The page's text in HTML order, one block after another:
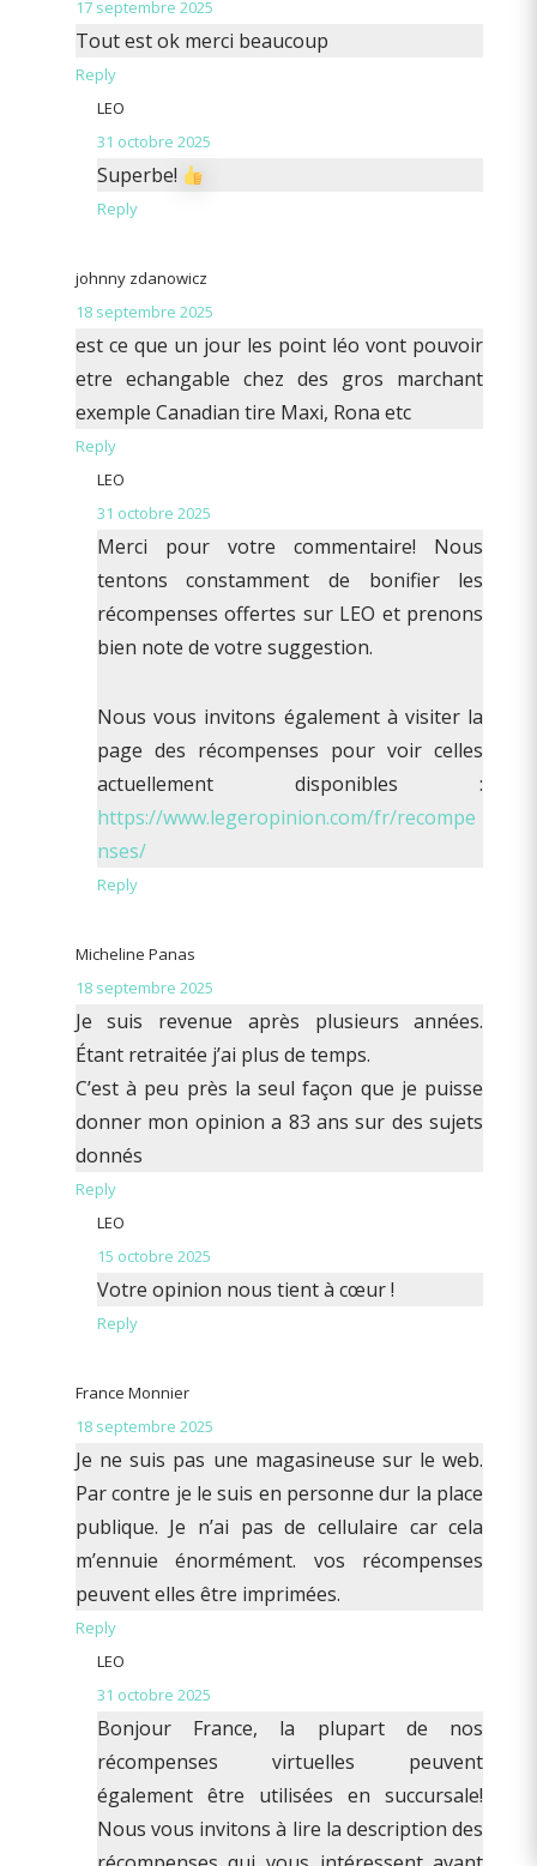
17 septembre 2025
Tout est ok merci beaucoup
Reply
LEO
31 octobre 2025
Superbe!
Reply
johnny zdanowicz
18 septembre 2025
est ce que un jour les point léo vont pouvoir
etre echangable chez des gros marchant
exemple Canadian tire Maxi, Rona etc
Reply
LEO
31 octobre 2025
Merci pour votre commentaire! Nous
tentons constamment de bonifier les
récompenses offertes sur LEO et prenons
bien note de votre suggestion.
Nous vous invitons également à visiter la
page des récompenses pour voir celles
actuellement disponibles :
https://www.legeropinion.com/fr/recompe
nses/
Reply
Micheline Panas
18 septembre 2025
Je suis revenue après plusieurs années.
Étant retraitée j’ai plus de temps.
C’est à peu près la seul façon que je puisse
donner mon opinion a 83 ans sur des sujets
donnés
Reply
LEO
15 octobre 2025
Votre opinion nous tient à cœur !
Reply
France Monnier
18 septembre 2025
Je ne suis pas une magasineuse sur le web.
Par contre je le suis en personne dur la place
publique. Je n’ai pas de cellulaire car cela
m’ennuie énormément. vos récompenses
peuvent elles être imprimées.
Reply
LEO
31 octobre 2025
Bonjour France, la plupart de nos
récompenses virtuelles peuvent
également être utilisées en succursale!
Nous vous invitons à lire la description des